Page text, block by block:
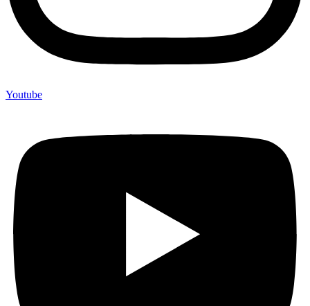
Youtube